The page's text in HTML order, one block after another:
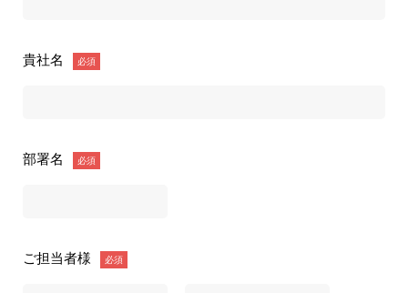
貴社名 必須
部署名 必須
ご担当者様 必須